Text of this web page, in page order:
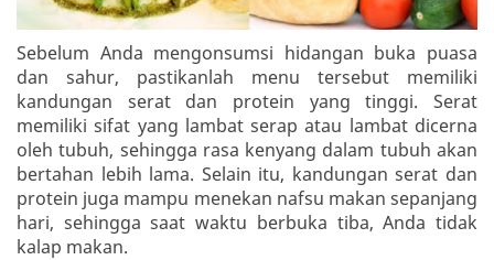
Sebelum Anda mengonsumsi hidangan buka puasa
dan sahur, pastikanlah menu tersebut memiliki
kandungan serat dan protein yang tinggi. Serat
memiliki sifat yang lambat serap atau lambat dicerna
oleh tubuh, sehingga rasa kenyang dalam tubuh akan
bertahan lebih lama. Selain itu, kandungan serat dan
protein juga mampu menekan nafsu makan sepanjang
hari, sehingga saat waktu berbuka tiba, Anda tidak
kalap makan.